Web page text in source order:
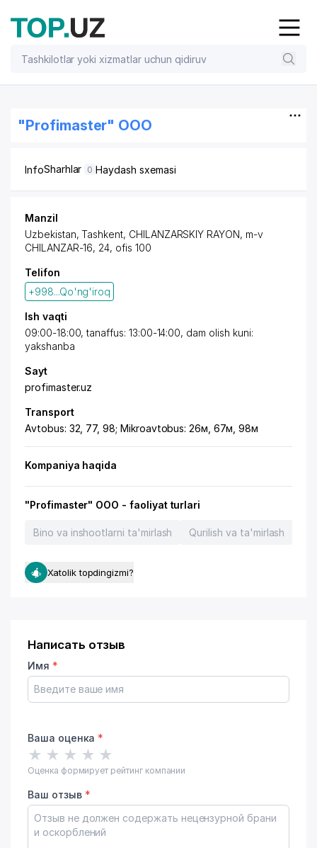
"Profimaster" OOO
InfoSharhlar 0 Haydash sxemasi
Manzil
Uzbekistan,Tashkent, CHILANZARSKIY RAYON, m-v
CHILANZAR-16, 24, ofis 100
Telifon
+998...Qo'ng'iroq
Ish vaqti
09:00-18:00, tanaffus: 13:00-14:00, dam olish kuni:
yakshanba
Sayt
profimaster.uz
Transport
Avtobus: 32, 77, 98; Mikroavtobus: 26м, 67м, 98м
Kompaniya haqida
"Profimaster" OOO - faoliyat turlari
Bino va inshootlarni ta'mirlash Qurilish va ta'mirlash
Xatolik topdingizmi?
Написать отзыв
Имя *
Ваша оценка *
★ ★ ★ ★ ★
Оценка формирует рейтинг компании
Ваш отзыв *